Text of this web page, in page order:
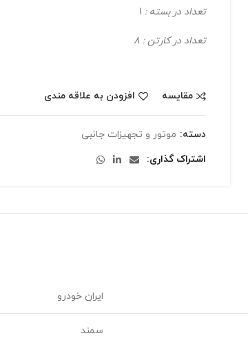
تعداد در بسته :
تعداد در کارتن : 8
مقایسه افزودن به علاقه مندی
دسته: موتور و تجهیزات جانبی
اشتراک گذاری
ایران خودرو
سمند